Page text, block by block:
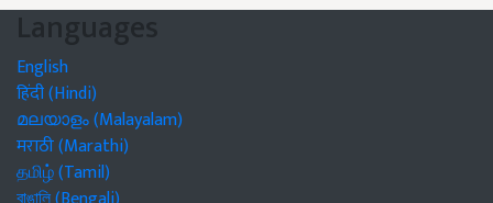
Languages
English
हिंदी (Hindi)
മലയാളം (Malayalam)
मराठी (Marathi)
தமிழ் (Tamil)